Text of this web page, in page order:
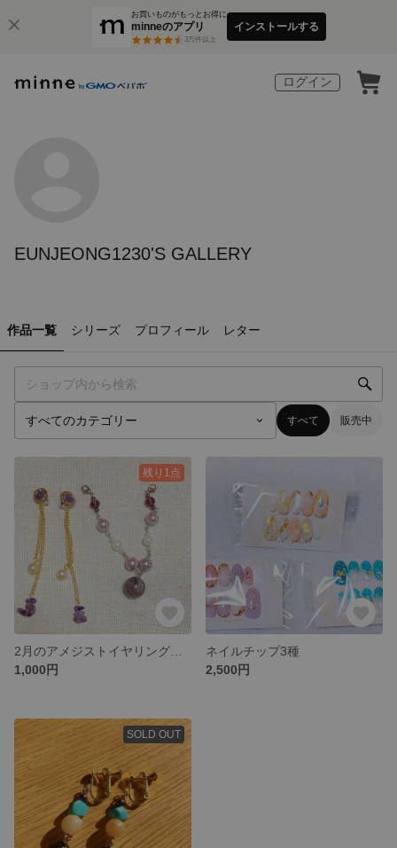
お買いものがもっとお得に
minneのアプリ
3万件以上
インストールする
ログイン
EUNJEONG1230'S GALLERY
作品一覧 シリーズ プロフィール レター
すべて 販売中
残り1点
1,000円
ネイルチップ3種
2,500円
SOLD OUT